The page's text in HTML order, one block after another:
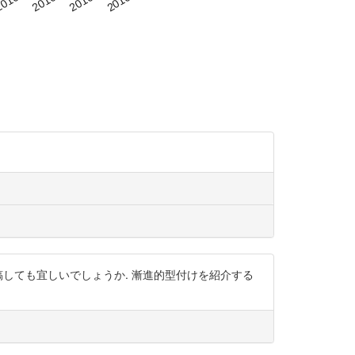
ても宜しいでしょうか. 漸進的型付けを紹介する